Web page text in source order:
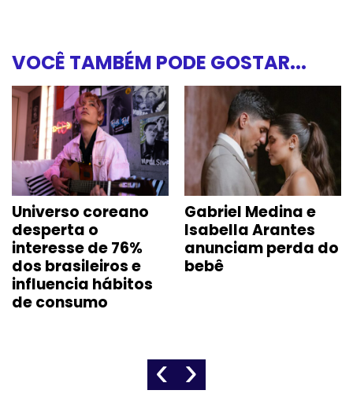
VOCÊ TAMBÉM PODE GOSTAR...
Universo coreano
desperta o
interesse de 76%
dos brasileiros e
influencia hábitos
de consumo
Gabriel Medina e
Isabella Arantes
anunciam perda do
bebê
‹ ›